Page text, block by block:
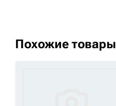
Похожие товары